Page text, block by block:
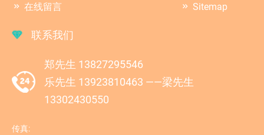
在线留言
Sitemap
联系我们
郑先生 13827295546
乐先生 13923810463 ——梁先生
13302430550
传真: